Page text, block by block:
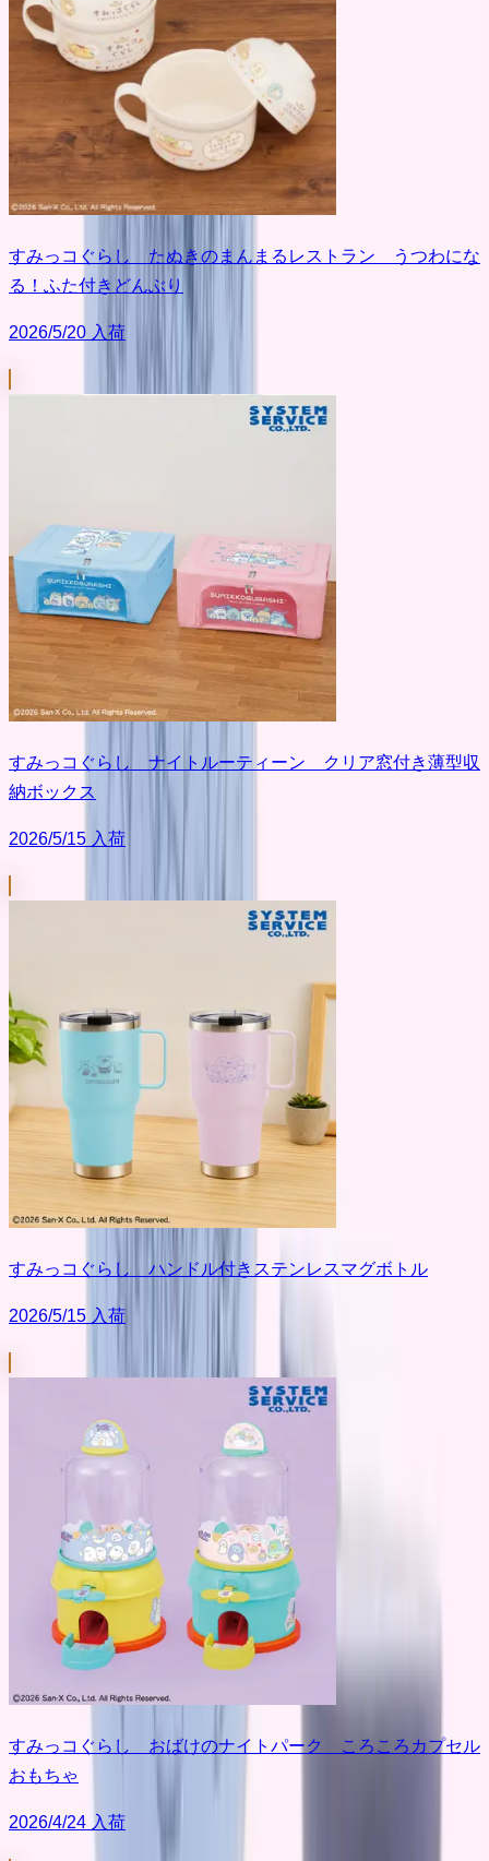
すみっコぐらし たぬきのまんまるレストラン うつわにな
る！ふた付きどんぶり
2026/5/20 入荷
すみっコぐらし ナイトルーティーン クリア窓付き薄型収
納ボックス
2026/5/15 入荷
すみっコぐらし ハンドル付きステンレスマグボトル
2026/5/15 入荷
すみっコぐらし おばけのナイトパーク ころころカプセル
おもちゃ
2026/4/24 入荷